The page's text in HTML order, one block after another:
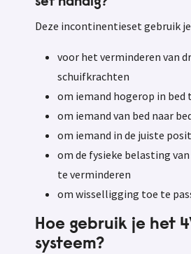
Deze incontinentieset gebruik
voor het verminderen van
schuifkrachten
om iemand hogerop in bed
om iemand van bed naar
om iemand in de juiste
om de fysieke belasting
te verminderen
om wisselligging toe te
Hoe gebruik je het
systeem?